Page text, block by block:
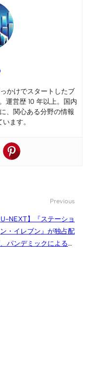
かけでスタートしたブ
運営歴 10 年以上。国内
、関心ある分野の情報
ます。
Previous
U-NEXT】『ステーショ
ン・イレブン』が独占配
パンデミックによる文